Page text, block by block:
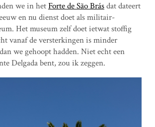
we in hetForte de São Brásdat dateert
en nu dienst doet als militair-
Het museum zelf doet ietwat stoffig
vanaf de versterkingen is minder
we gehoopt hadden. Niet echt een
Delgada bent, zou ik zeggen.